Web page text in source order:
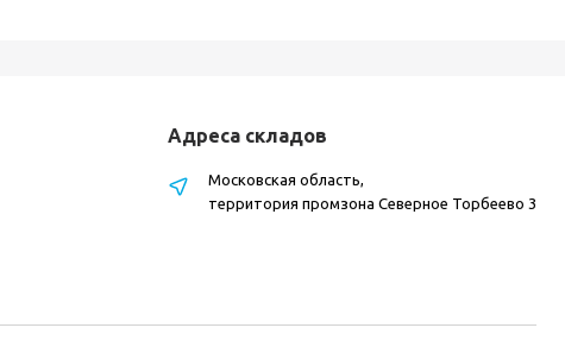
Адреса складов
Московская область,
территория промзона Северное Торбеево 3